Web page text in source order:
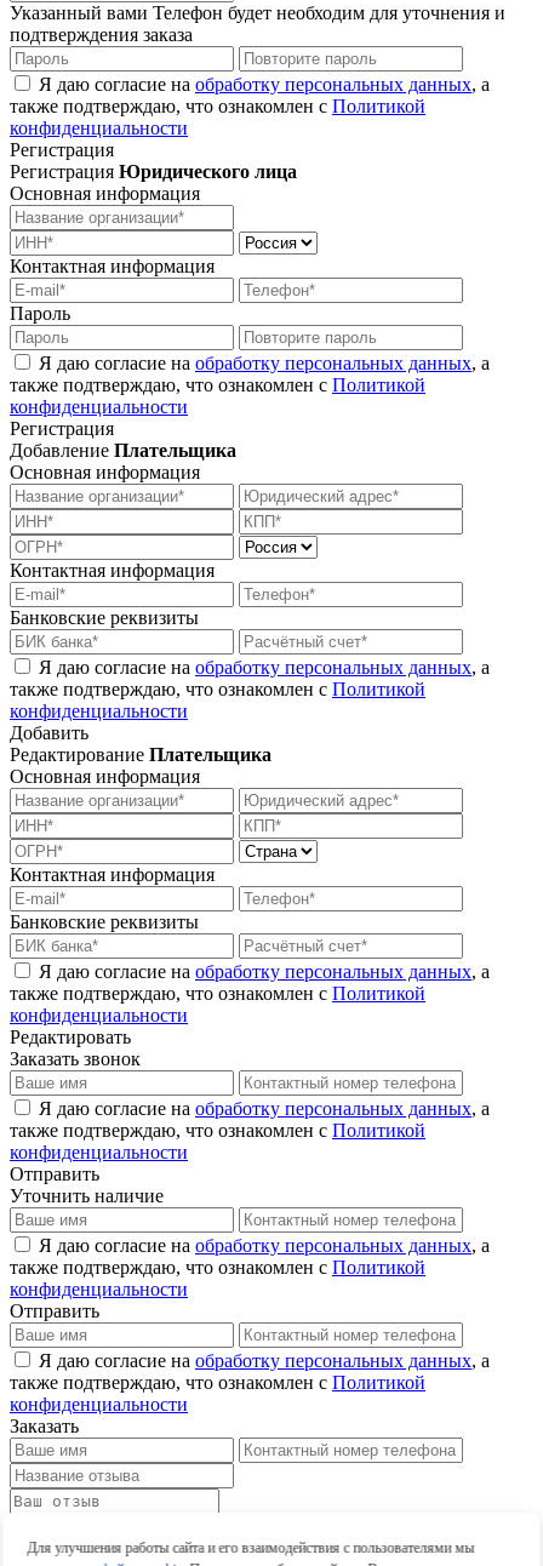
Указанный вами Телефон будет необходим для уточнения и
подтверждения заказа
Я даю согласие на обработку персональных данных, а
также подтверждаю, что ознакомлен с Политикой
конфиденциальности
Регистрация
Регистрация Юридического лица
Основная информация
Контактная информация
Пароль
Я даю согласие на обработку персональных данных, а
также подтверждаю, что ознакомлен с Политикой
конфиденциальности
Регистрация
Добавление Плательщика
Основная информация
Контактная информация
Банковские реквизиты
Я даю согласие на обработку персональных данных, а
также подтверждаю, что ознакомлен с Политикой
конфиденциальности
Добавить
Редактирование Плательщика
Основная информация
Контактная информация
Банковские реквизиты
Я даю согласие на обработку персональных данных, а
также подтверждаю, что ознакомлен с Политикой
конфиденциальности
Редактировать
Заказать звонок
Я даю согласие на обработку персональных данных, а
также подтверждаю, что ознакомлен с Политикой
конфиденциальности
Отправить
Уточнить наличие
Я даю согласие на обработку персональных данных, а
также подтверждаю, что ознакомлен с Политикой
конфиденциальности
Отправить
Я даю согласие на обработку персональных данных, а
также подтверждаю, что ознакомлен с Политикой
конфиденциальности
Заказать
Оставить отзыв
Для улучшения работы сайта и его взаимодействия с пользователями мы